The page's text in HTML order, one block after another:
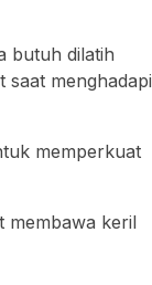
butuh dilatih
saat menghadapi
memperkuat
membawa keril